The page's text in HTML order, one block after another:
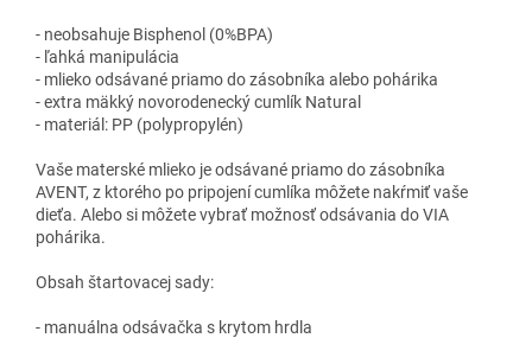
- neobsahuje Bisphenol (0%BPA)
- ľahká manipulácia
- mlieko odsávané priamo do zásobníka alebo pohárika
- extra mäkký novorodenecký cumlík Natural
- materiál: PP (polypropylén)
Vaše materské mlieko je odsávané priamo do zásobníka
AVENT, z ktorého po pripojení cumlíka môžete nakŕmiť vaše
dieťa. Alebo si môžete vybrať možnosť odsávania do VIA
pohárika.
Obsah štartovacej sady:
- manuálna odsávačka s krytom hrdla